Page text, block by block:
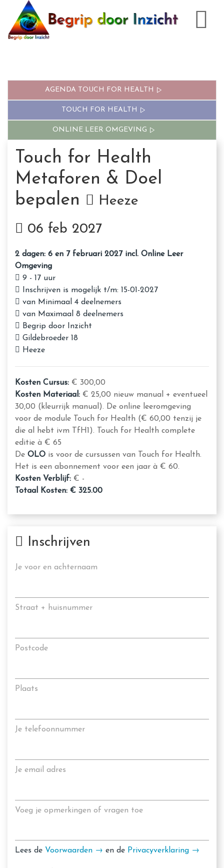
AGENDA TOUCH FOR HEALTH
TOUCH FOR HEALTH
ONLINE LEER OMGEVING
Touch for Health
Metaforen & Doel
bepalen
Heeze
06 feb 2027
2 dagen: 6 en 7 februari 2027 incl. Online Leer
Omgeving
9 - 17 uur
Inschrijven is mogelijk t/m: 15-01-2027
van Minimaal 4 deelnemers
van Maximaal 8 deelnemers
Begrip door Inzicht
Gildebroeder 18
Heeze
Kosten Cursus: € 300,00
Kosten Materiaal: € 25,00 nieuw manual + eventueel
30,00 (kleurrijk manual). De online leeromgeving
voor de module Touch for Health (€ 60,00 tenzij je
die al hebt ivm TfH1). Touch for Health complete
editie à € 65
De OLO is voor de cursussen van Touch for Health.
Het is een abonnement voor een jaar à € 60.
Kosten Verblijf: € -
Totaal Kosten: € 325.00
Inschrijven
Je voor en achternaam
Straat + huisnummer
Postcode
Plaats
Je telefoonnummer
Je email adres
Voeg je opmerkingen of vragen toe
Lees de Voorwaarden → en de Privacyverklaring →